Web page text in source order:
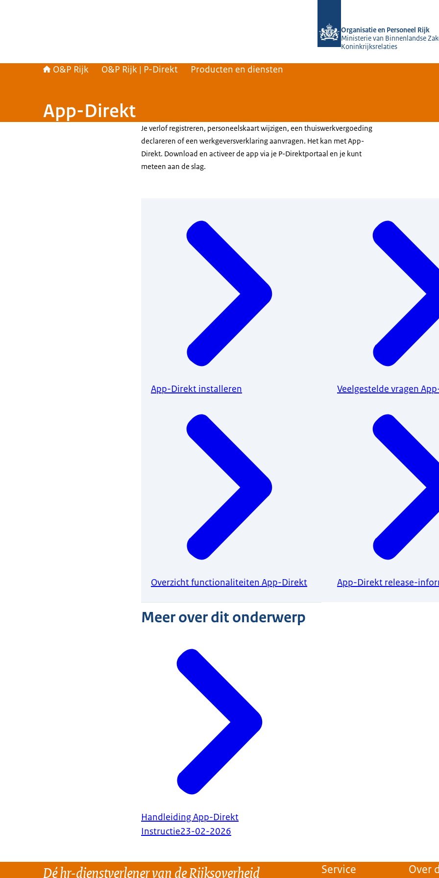
Organisatie en Personeel Rijk
Ministerie van Binnenlandse
Koninkrijksrelaties
O&P Rijk O&P Rijk | P-Direkt Producten en diensten
App-Direkt
Je verlof registreren, personeelskaart wijzigen, een thuiswerkvergoeding
declareren of een werkgeversverklaring aanvragen. Het kan met App-
Direkt. Download en activeer de app via je P-Direktportaal en je kunt
meteen aan de slag.
App-Direkt installeren
Overzicht functionaliteiten App-Direkt
Veelgestelde vragen
App-Direkt release-
Meer over dit onderwerp
Handleiding App-Direkt
Instructie23-02-2026
Dé hr-dienstverlener van de Rijksoverheid Service Over